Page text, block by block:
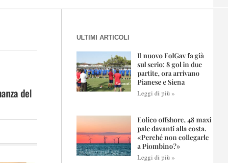
del
ULTIMI ARTICOLI
Il nuovo FolGav fa già
sul serio: 8 gol in due
partite, ora arrivano
Pianese e Siena
Leggi di più »
Eolico offshore, 48 maxi
pale davanti alla costa.
«Perché non collegarle
a Piombino?»
Leggi di più »